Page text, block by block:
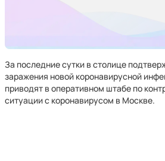
За последние сутки в столице
заражения новой коронавирусной
приводят в оперативном штабе по
ситуации с коронавирусом в Москве.